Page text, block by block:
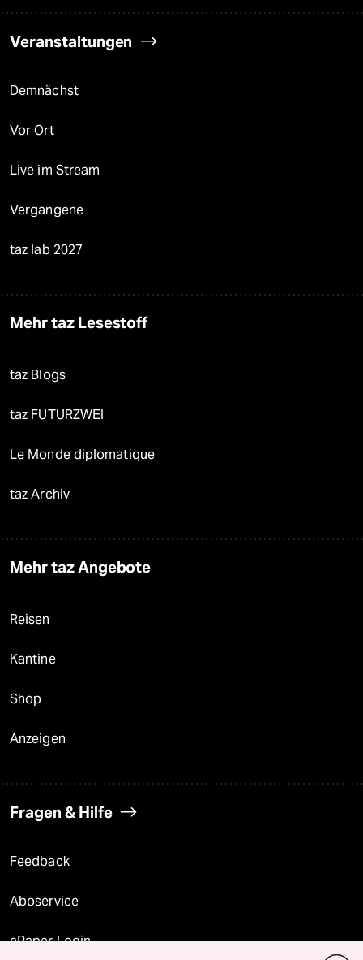
Veranstaltungen
Demnächst
Vor Ort
Live im Stream
Vergangene
taz lab 2027
Mehr taz Lesestoff
taz Blogs
taz FUTURZWEI
Le Monde diplomatique
taz Archiv
Mehr taz Angebote
Reisen
Kantine
Shop
Anzeigen
Fragen & Hilfe
Feedback
Aboservice
ePaper Login